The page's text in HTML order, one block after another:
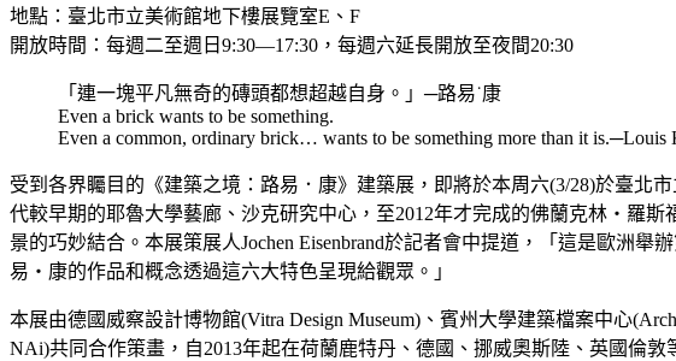
地點：臺北市立美術館地下樓展覽室E、F
開放時間：每週二至週日9:30—17:30，每週六延長開放至夜間20:30
「連一塊平凡無奇的磚頭都想超越自身。」─路易˙康
Even a brick wants to be something.
Even a common, ordinary brick… wants to be something more than it is.─Louis
受到各界矚目的《建築之境：路易．康》建築展，即將於本周六(3/28)於臺
代較早期的耶魯大學藝廊、沙克研究中心，至2012年才完成的佛蘭克林‧羅
景的巧妙結合。本展策展人Jochen Eisenbrand於記者會中提道，「這是歐洲
易‧康的作品和概念透過這六大特色呈現給觀眾。」
本展由德國威察設計博物館(Vitra Design Museum)、賓州大學建築檔案中心
NAi)共同合作策畫，自2013年起在荷蘭鹿特丹、德國、挪威奧斯陸、英國倫